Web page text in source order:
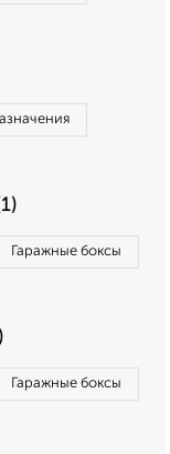
Гаражные боксы
Гаражные боксы